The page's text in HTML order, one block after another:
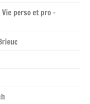
perso et pro –